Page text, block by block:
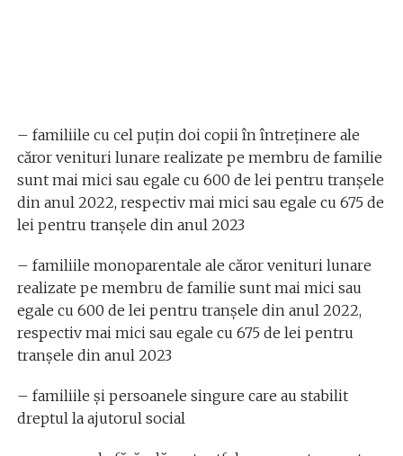
– familiile cu cel puțin doi copii în întreținere ale
căror venituri lunare realizate pe membru de familie
sunt mai mici sau egale cu 600 de lei pentru tranșele
din anul 2022, respectiv mai mici sau egale cu 675 de
lei pentru tranșele din anul 2023
– familiile monoparentale ale căror venituri lunare
realizate pe membru de familie sunt mai mici sau
egale cu 600 de lei pentru tranșele din anul 2022,
respectiv mai mici sau egale cu 675 de lei pentru
tranșele din anul 2023
– familiile și persoanele singure care au stabilit
dreptul la ajutorul social